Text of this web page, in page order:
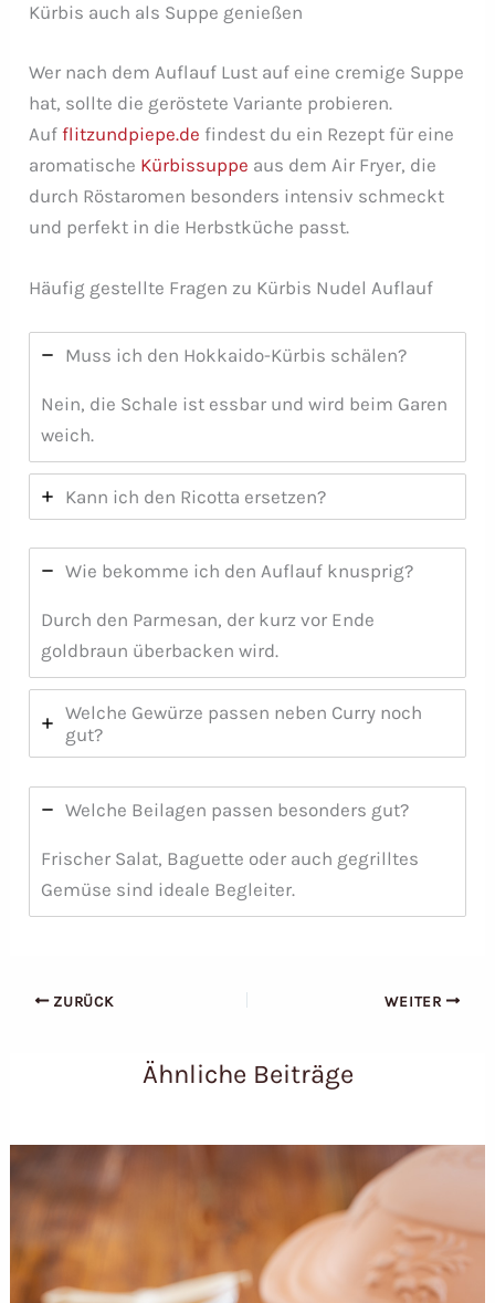
Kürbis auch als Suppe genießen
Wer nach dem Auflauf Lust auf eine cremige Suppe
hat, sollte die geröstete Variante probieren.
Aufflitzundpiepe.de findest du ein Rezept für eine
aromatische Kürbissuppe aus dem Air Fryer, die
durch Röstaromen besonders intensiv schmeckt
und perfekt in die Herbstküche passt.
Häufig gestellte Fragen zu Kürbis Nudel Auflauf
Muss ich den Hokkaido-Kürbis schälen?
Nein, die Schale ist essbar und wird beim Garen
weich.
Kann ich den Ricotta ersetzen?
Wie bekomme ich den Auflauf knusprig?
Durch den Parmesan, der kurz vor Ende
goldbraun überbacken wird.
Welche Gewürze passen neben Curry noch
gut?
Welche Beilagen passen besonders gut?
Frischer Salat, Baguette oder auch gegrilltes
Gemüse sind ideale Begleiter.
ZURÜCK WEITER
Ähnliche Beiträge